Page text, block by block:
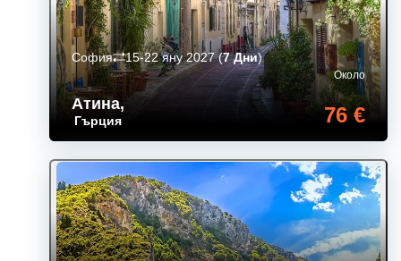
Атина,
Гърция
Около
76 €
София 15-22 яну 2027(7 Дни)